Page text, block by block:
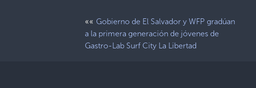
«« Gobierno de El Salvador y WFP gradúan
a la primera generación de jóvenes de
Gastro-Lab Surf City La Libertad